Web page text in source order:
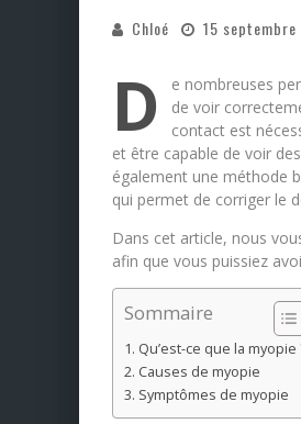
Chloé 15 septembre
D
e nombreuses
de voir
contact est
et être capable de voir
également une méthode
qui permet de corriger le
Dans cet article, nous
afin que vous puissiez
Sommaire
Qu’est-ce que la myopie
Causes de myopie
Symptômes de myopie